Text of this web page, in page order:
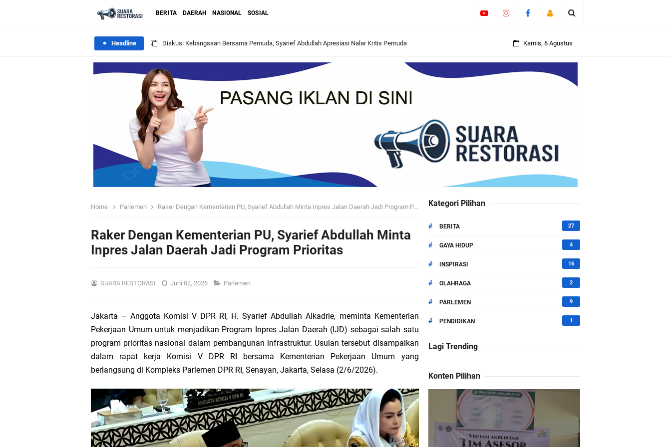
BERITA DAERAH NASIONAL SOSIAL
Headline Diskusi Kebangsaan Bersama Pemuda, Syarief Abdullah Apresiasi Nalar Kritis Pemuda
Raker Dengan Kementerian PU, Syarief Abdullah Minta Inpres Jalan Daerah Jadi Program Prioritas
PRNU Lingga Gelar Lailatul Ijtima untuk Perkuat Ukhuwah dan Syiar Keagamaan
Menhaj : Haji 2026 Jadi Tonggak Sejarah Baru Tata Kelola Haji
12 Desa Di Kecamatan Sungai Kakap Terima Program Bedah Rumah Aspirasi Syarief Abdullah
Sosialisasi BSPS Di Kecamatan Teluk Pakedai, Bukti Nyata Perjuangan Syarief Abdullah
Viral LCC 4 Pilar !!! Syarief Abdullah Desak Dewan Juri dan Penyelenggara Minta Maaf
Dukung Transparansi Program BSPS, Syarief Abdullah Apresiasi Inovasi Pemilihan Terbuka Toko
Warga Desa Sungai Alai Curhat Ke Ibu Hadijah Fitriah, Dambakan Pembangunan Gedung SMA
6 Desa di Kecamatan Sungai Raya Terima Bantuan Program BSPS
12 Desa Di Sungai Ambawang Dapat Bantuan Program BSPS Aspirasi Syarief Abdullah
Ketua PCNU Kubu Raya : PD-PKPNU Meningkatkan Semangat Khidmah di NU
Kamis, 6 Agustus
Home Parlemen Raker Dengan Kementerian PU, Syarief Abdullah Minta Inpres Jalan Daerah Jadi Program Prioritas
Raker Dengan Kementerian PU, Syarief Abdullah Minta
Inpres Jalan Daerah Jadi Program Prioritas
SUARA RESTORASI Juni 02, 2026 Parlemen
Jakarta – Anggota Komisi V DPR RI, H. Syarief Abdullah Alkadrie, meminta Kementerian
Pekerjaan Umum untuk menjadikan Program Inpres Jalan Daerah (IJD) sebagai salah satu
program prioritas nasional dalam pembangunan infrastruktur. Usulan tersebut disampaikan
dalam rapat kerja Komisi V DPR RI bersama Kementerian Pekerjaan Umum yang
berlangsung di Kompleks Parlemen DPR RI, Senayan, Jakarta, Selasa (2/6/2026).
Kategori Pilihan
# BERITA 27
# GAYA HIDUP 4
# INSPIRASI 16
# OLAHRAGA 2
# PARLEMEN 9
# PENDIDIKAN 1
Lagi Trending
Konten Pilihan